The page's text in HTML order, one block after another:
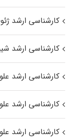
کارشناسی ارشد
کارشناسی ارشد
کارشناسی ارشد
کارشناسی ارشد
کارشناسی ارشد